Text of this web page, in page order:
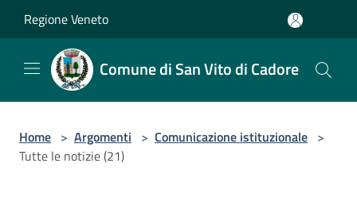
Regione Veneto
Comune di San Vito di Cadore
Home > Argomenti > Comunicazione istituzionale >
Tutte le notizie (21)